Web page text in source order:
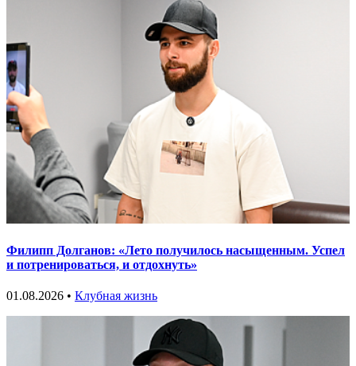
Филипп Долганов: «Лето получилось насыщенным. Успел
и потренироваться, и отдохнуть»
01.08.2026 • Клубная жизнь